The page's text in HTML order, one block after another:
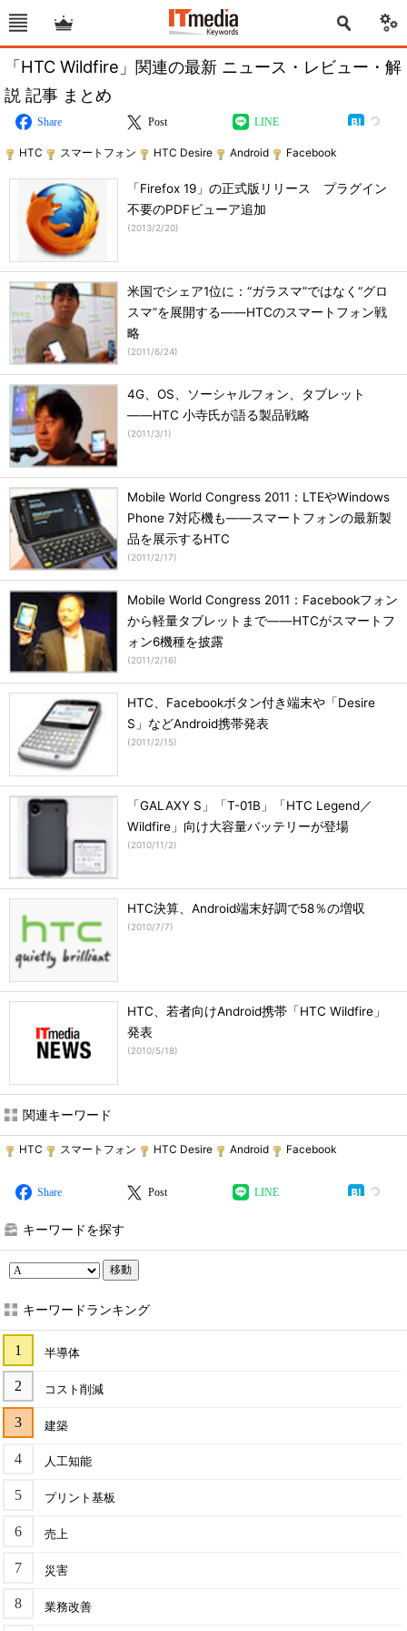
「HTC Wildfire」関連の最新 ニュース・レビュー・解
説 記事 まとめ
Share Post LINE
HTC スマートフォン HTC Desire Android Facebook
「Firefox 19」の正式版リリース プラグイン
不要のPDFビューア追加
(2013/2/20)
米国でシェア1位に：“ガラスマ”ではなく“グロ
スマ”を展開する――HTCのスマートフォン戦
略
(2011/6/24)
4G、OS、ソーシャルフォン、タブレット
――HTC 小寺氏が語る製品戦略
(2011/3/1)
Mobile World Congress 2011：LTEやWindows
Phone 7対応機も――スマートフォンの最新製
品を展示するHTC
(2011/2/17)
Mobile World Congress 2011：Facebookフォン
から軽量タブレットまで――HTCがスマートフ
ォン6機種を披露
(2011/2/16)
HTC、Facebookボタン付き端末や「Desire
S」などAndroid携帯発表
(2011/2/15)
「GALAXY S」「T-01B」「HTC Legend／
Wildfire」向け大容量バッテリーが登場
(2010/11/2)
HTC決算、Android端末好調で58％の増収
(2010/7/7)
HTC、若者向けAndroid携帯「HTC Wildfire」
発表
(2010/5/18)
関連キーワード
HTC スマートフォン HTC Desire Android Facebook
Share Post LINE
キーワードを探す
移動
キーワードランキング
半導体
コスト削減
建築
人工知能
プリント基板
売上
災害
業務改善